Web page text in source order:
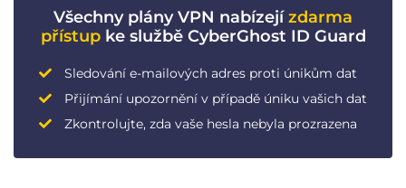
Všechny plány VPN nabízejízdarma
přístupke službě CyberGhost ID Guard
Sledování e-mailových adres proti únikům dat
Přijímání upozornění v případě úniku vašich dat
Zkontrolujte, zda vaše hesla nebyla prozrazena